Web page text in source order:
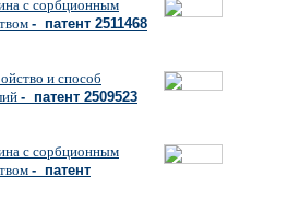
с сорбционным
- патент 2511468
и способ
- патент 2509523
с сорбционным
- патент